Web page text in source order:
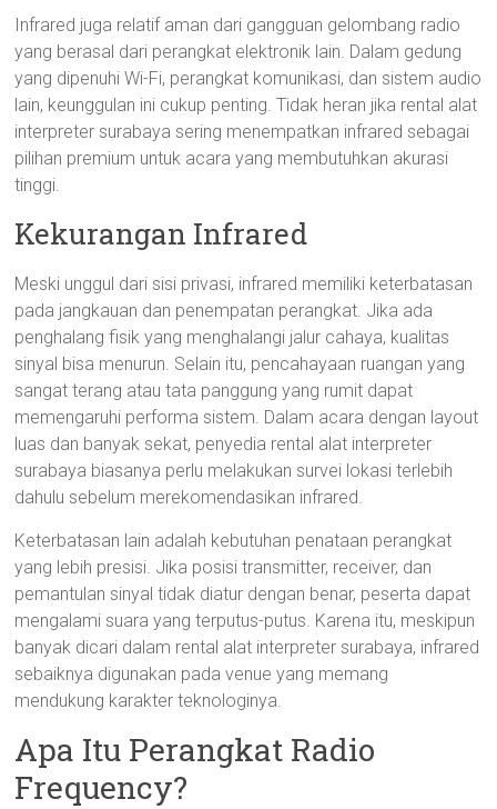
Infrared juga relatif aman dari gangguan gelombang radio
yang berasal dari perangkat elektronik lain. Dalam gedung
yang dipenuhi Wi-Fi, perangkat komunikasi, dan sistem audio
lain, keunggulan ini cukup penting. Tidak heran jika rental alat
interpreter surabaya sering menempatkan infrared sebagai
pilihan premium untuk acara yang membutuhkan akurasi
tinggi.
Kekurangan Infrared
Meski unggul dari sisi privasi, infrared memiliki keterbatasan
pada jangkauan dan penempatan perangkat. Jika ada
penghalang fisik yang menghalangi jalur cahaya, kualitas
sinyal bisa menurun. Selain itu, pencahayaan ruangan yang
sangat terang atau tata panggung yang rumit dapat
memengaruhi performa sistem. Dalam acara dengan layout
luas dan banyak sekat, penyedia rental alat interpreter
surabaya biasanya perlu melakukan survei lokasi terlebih
dahulu sebelum merekomendasikan infrared.
Keterbatasan lain adalah kebutuhan penataan perangkat
yang lebih presisi. Jika posisi transmitter, receiver, dan
pemantulan sinyal tidak diatur dengan benar, peserta dapat
mengalami suara yang terputus-putus. Karena itu, meskipun
banyak dicari dalam rental alat interpreter surabaya, infrared
sebaiknya digunakan pada venue yang memang
mendukung karakter teknologinya.
Apa Itu Perangkat Radio
Frequency?